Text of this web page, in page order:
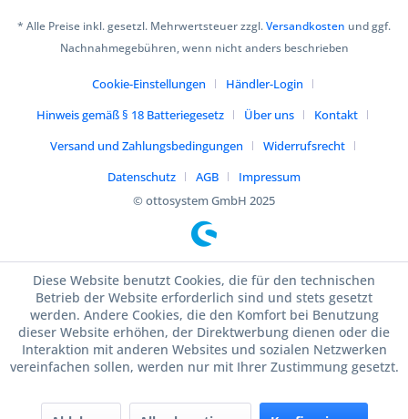
* Alle Preise inkl. gesetzl. Mehrwertsteuer zzgl.Versandkosten und ggf.
Nachnahmegebühren, wenn nicht anders beschrieben
Cookie-Einstellungen
Händler-Login
Hinweis gemäß § 18 Batteriegesetz
Über uns
Kontakt
Versand und Zahlungsbedingungen
Widerrufsrecht
Datenschutz
AGB
Impressum
© ottosystem GmbH 2025
Diese Website benutzt Cookies, die für den technischen
Betrieb der Website erforderlich sind und stets gesetzt
werden. Andere Cookies, die den Komfort bei Benutzung
dieser Website erhöhen, der Direktwerbung dienen oder die
Interaktion mit anderen Websites und sozialen Netzwerken
vereinfachen sollen, werden nur mit Ihrer Zustimmung gesetzt.